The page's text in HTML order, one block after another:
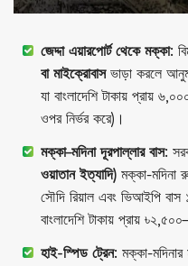
জেদ্দা এয়ারপোর্ট থেকে মক্কা:
বা মাইক্রোবাসভাড়া করলে
যা বাংলাদেশি টাকায় প্রায়
ওপর নির্ভর করে)।
মক্কা–মদিনা দূরপাল্লার বাস:
ওয়াতান ইত্যাদি) মক্কা-মদিনা
সৌদি রিয়াল এবং ভিআইপি বাস
বাংলাদেশি টাকায় প্রায়
হাই-স্পিড ট্রেন: মক্কা-মদিনার